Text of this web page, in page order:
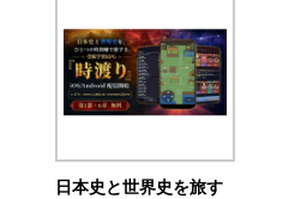
日本史と世界史を旅す